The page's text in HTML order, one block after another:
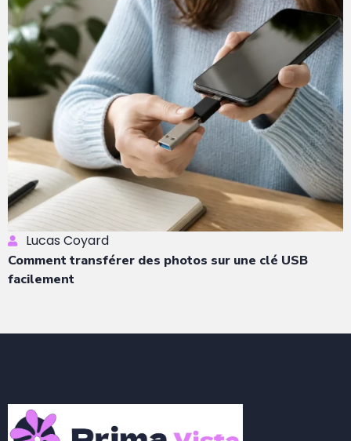
Lucas Coyard
Comment transférer des photos sur une clé USB
facilement